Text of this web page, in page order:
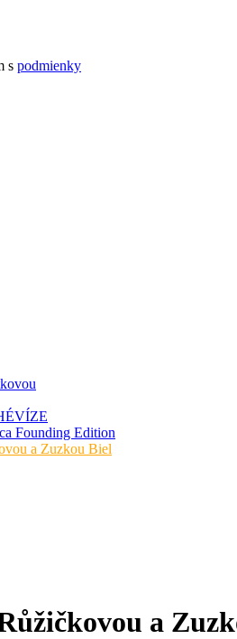
s podmienky
Founding Edition
a Zuzkou Biel
a